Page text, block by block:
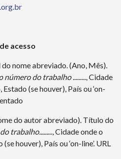
acesso
nome abreviado. (Ano, Mês).
número do trabalho........., Cidade
(se houver), País ou ‘on-
do autor abreviado). Título do
trabalho........., Cidade onde o
houver), País ou ‘on-line’. URL